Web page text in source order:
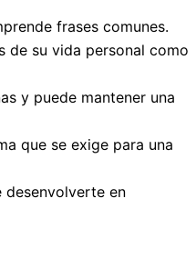
frases comunes.
de su vida personal como
y puede mantener una
que se exige para una
desenvolverte en